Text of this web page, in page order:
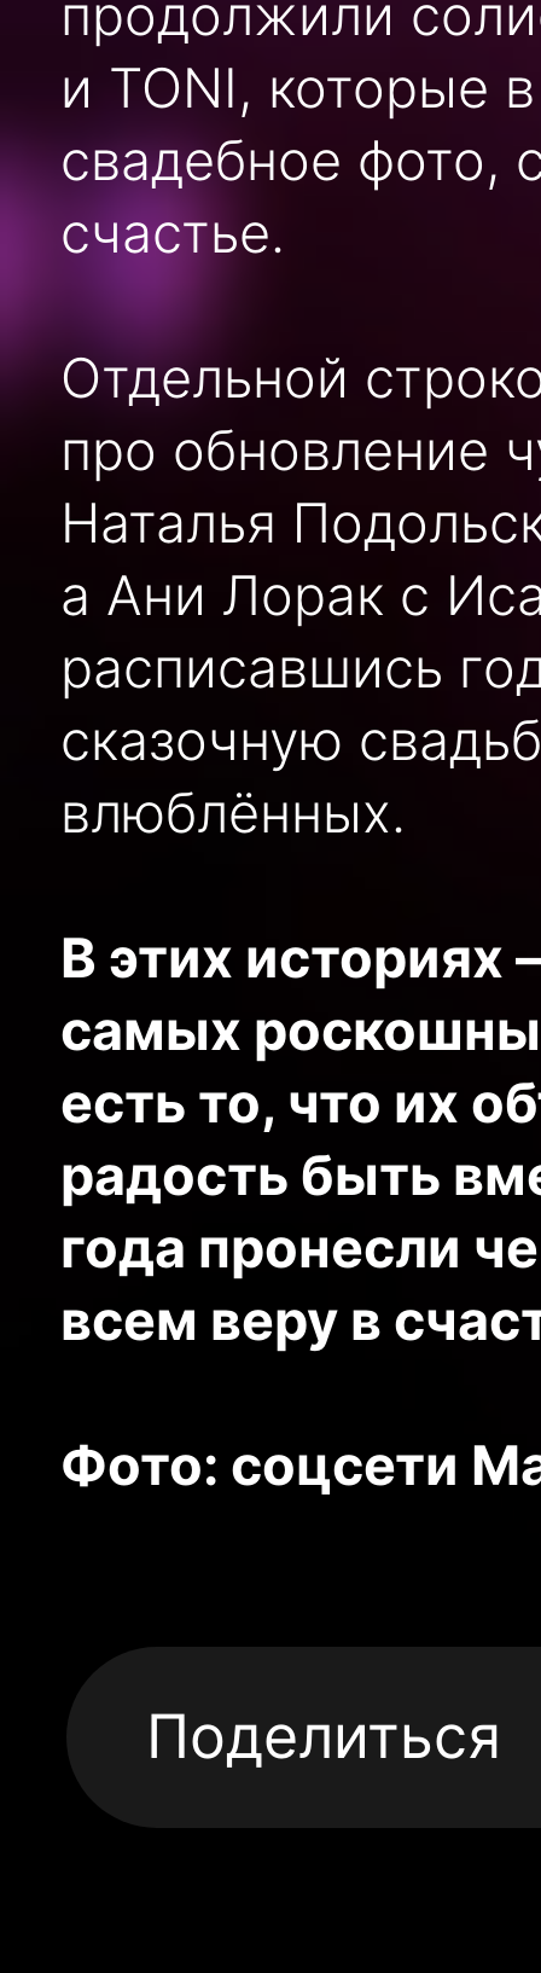
продолжили
и TONI, которые
свадебное фото,
счастье.
Отдельной
про обновление
Наталья
а Ани Лорак с
расписавшись
сказочную
влюблённых.
В этих
самых
есть то, что их
радость быть
года пронесли
всем веру в
Фото: соцсети
Поделиться